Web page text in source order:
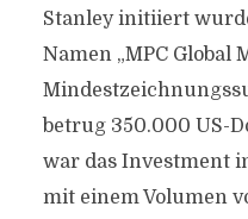
Stanley initiiert
Namen „MPC
betrug 350.000 US-
war das Investment
mit einem Volumen